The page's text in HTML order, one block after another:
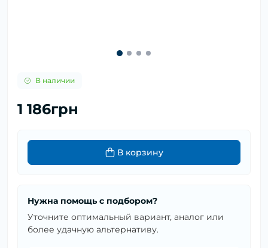
В наличии
1 186грн
В корзину
Нужна помощь с подбором?
Уточните оптимальный вариант, аналог или
более удачную альтернативу.